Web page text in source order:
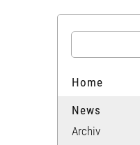
Home
News
Archiv